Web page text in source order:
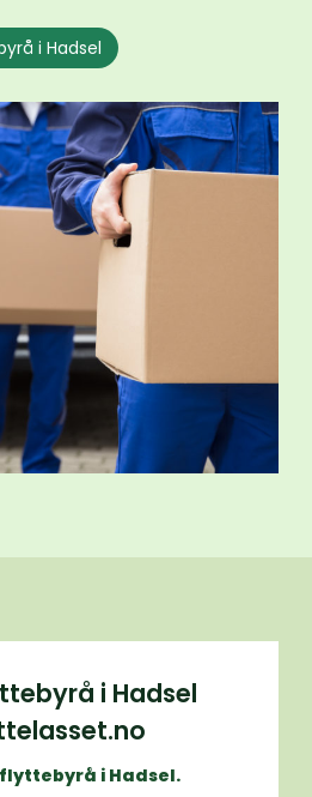
i Hadsel
i Hadsel
i Hadsel.